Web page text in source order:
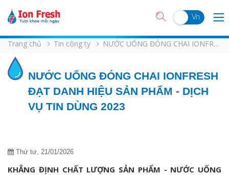
Vn
Trang chủ Tin công ty NƯỚC UỐNG ĐÓNG CHAI IONFRESH ĐẠT DANH HIỆU SẢN PHẨM - DỊCH VỤ TIN DÙNG 2023
NƯỚC UỐNG ĐÓNG CHAI IONFRESH
ĐẠT DANH HIỆU SẢN PHẨM - DỊCH
VỤ TIN DÙNG 2023
Thứ tư, 21/01/2026
KHẲNG ĐỊNH CHẤT LƯỢNG SẢN PHẨM - NƯỚC UỐNG